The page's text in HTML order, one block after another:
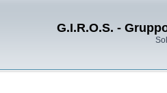
G.I.R.O.S. -